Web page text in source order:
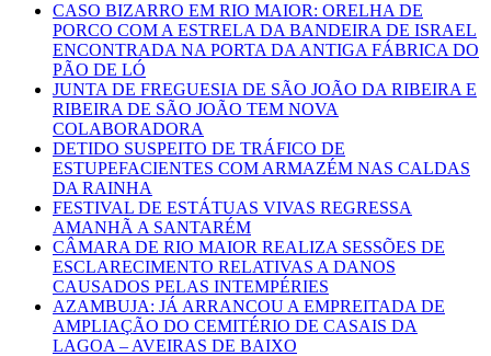
CASO BIZARRO EM RIO MAIOR: ORELHA DE
PORCO COM A ESTRELA DA BANDEIRA DE ISRAEL
ENCONTRADA NA PORTA DA ANTIGA FÁBRICA DO
PÃO DE LÓ
JUNTA DE FREGUESIA DE SÃO JOÃO DA RIBEIRA E
RIBEIRA DE SÃO JOÃO TEM NOVA
COLABORADORA
DETIDO SUSPEITO DE TRÁFICO DE
ESTUPEFACIENTES COM ARMAZÉM NAS CALDAS
DA RAINHA
FESTIVAL DE ESTÁTUAS VIVAS REGRESSA
AMANHÃ A SANTARÉM
CÂMARA DE RIO MAIOR REALIZA SESSÕES DE
ESCLARECIMENTO RELATIVAS A DANOS
CAUSADOS PELAS INTEMPÉRIES
AZAMBUJA: JÁ ARRANCOU A EMPREITADA DE
AMPLIAÇÃO DO CEMITÉRIO DE CASAIS DA
LAGOA – AVEIRAS DE BAIXO